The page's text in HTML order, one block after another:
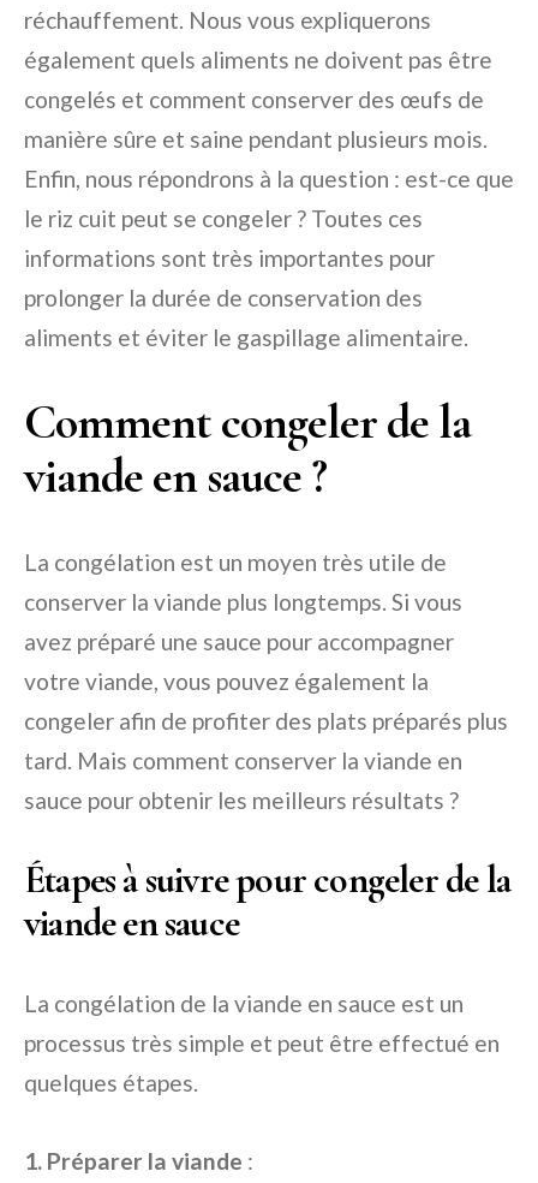
réchauffement. Nous vous expliquerons
également quels aliments ne doivent pas être
congelés et comment conserver des œufs de
manière sûre et saine pendant plusieurs mois.
Enfin, nous répondrons à la question : est-ce que
le riz cuit peut se congeler ? Toutes ces
informations sont très importantes pour
prolonger la durée de conservation des
aliments et éviter le gaspillage alimentaire.
Comment congeler de la
viande en sauce ?
La congélation est un moyen très utile de
conserver la viande plus longtemps. Si vous
avez préparé une sauce pour accompagner
votre viande, vous pouvez également la
congeler afin de profiter des plats préparés plus
tard. Mais comment conserver la viande en
sauce pour obtenir les meilleurs résultats ?
Étapes à suivre pour congeler de la
viande en sauce
La congélation de la viande en sauce est un
processus très simple et peut être effectué en
quelques étapes.
1. Préparer la viande :